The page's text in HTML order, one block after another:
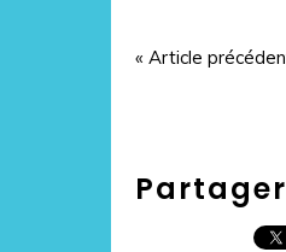
« Article